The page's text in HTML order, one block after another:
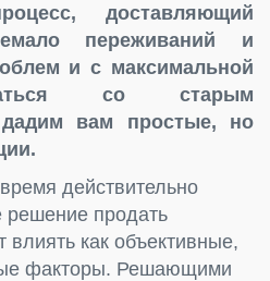
доставляющий
переживаний и
и с максимальной
со старым
вам простые, но
действительно
продать
влиять как объективные,
факторы. Решающими